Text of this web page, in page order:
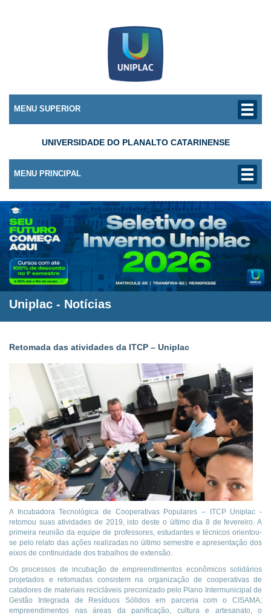
MENU SUPERIOR
UNIVERSIDADE DO PLANALTO CATARINENSE
MENU PRINCIPAL
Uniplac - Notícias
Retomada das atividades da ITCP – Uniplac
A Incubadora Tecnológica de Cooperativas Populares – ITCP Uniplac -
retomou suas atividades de 2019, isto deste o último dia 8 de fevereiro. A
primeira reunião da equipe de professores, estudantes e técnicos orientou-
se pelo relato das ações realizadas no último semestre e apresentação dos
eixos de continuidade dos trabalhos de extensão.
Os processos de incubação de empreendimentos econômicos solidários
projetados e retomadas consistem na organização de cooperativas de
catadores de materiais recicláveis preconizado pelo Plano Intermunicipal de
Gestão Integrada de Resíduos Sólidos em parceria com o CISAMA;
empreendimentos nas áreas da panificação, cultura e artesanato, o